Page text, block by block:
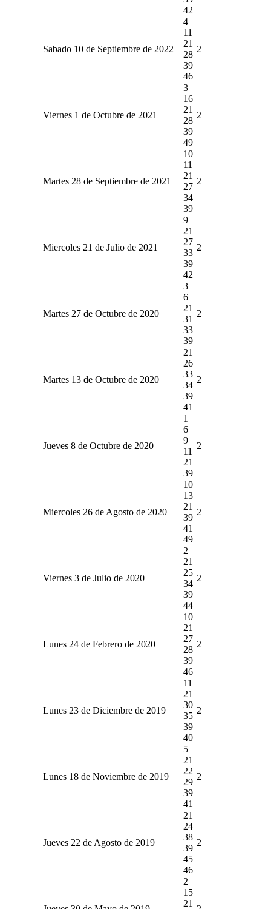
42
Sabado 10 de Septiembre de 2022
4
11
21
28
39
46
2
Viernes 1 de Octubre de 2021
3
16
21
28
39
49
2
Martes 28 de Septiembre de 2021
10
11
21
27
34
39
2
Miercoles 21 de Julio de 2021
9
21
27
33
39
42
2
Martes 27 de Octubre de 2020
3
6
21
31
33
39
2
Martes 13 de Octubre de 2020
21
26
33
34
39
41
2
Jueves 8 de Octubre de 2020
1
6
9
11
21
39
2
Miercoles 26 de Agosto de 2020
10
13
21
39
41
49
2
Viernes 3 de Julio de 2020
2
21
25
34
39
44
2
Lunes 24 de Febrero de 2020
10
21
27
28
39
46
2
Lunes 23 de Diciembre de 2019
11
21
30
35
39
40
2
Lunes 18 de Noviembre de 2019
5
21
22
29
39
41
2
Jueves 22 de Agosto de 2019
21
24
38
39
45
46
2
2
15
21